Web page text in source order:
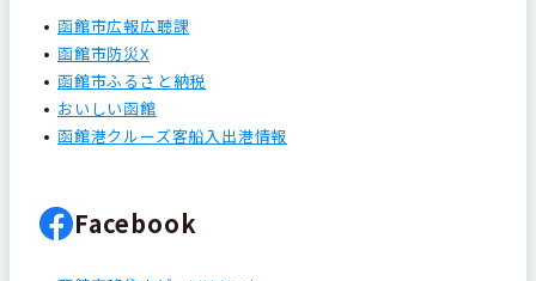
函館市広報広聴課
函館市防災X
函館市ふるさと納税
おいしい函館
函館港クルーズ客船入出港情報
Facebook